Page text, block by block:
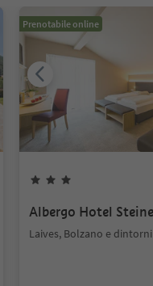
Prenotabile online
Albergo Hotel
Laives, Bolzano e dintorni